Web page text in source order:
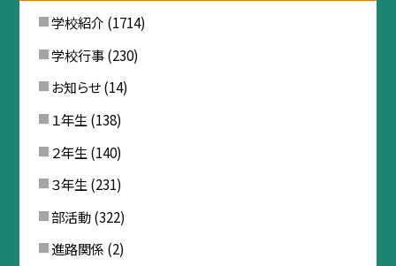
学校紹介 (1714)
学校行事(230)
お知らせ(14)
１年生 (138)
２年生 (140)
３年生 (231)
部活動(322)
進路関係 (2)